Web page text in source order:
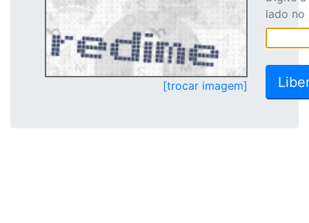
[trocar imagem]
lado no